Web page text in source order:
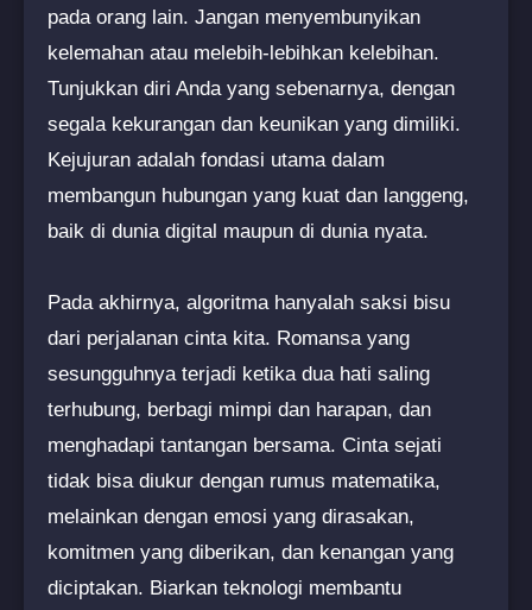
pada orang lain. Jangan menyembunyikan
kelemahan atau melebih-lebihkan kelebihan.
Tunjukkan diri Anda yang sebenarnya, dengan
segala kekurangan dan keunikan yang dimiliki.
Kejujuran adalah fondasi utama dalam
membangun hubungan yang kuat dan langgeng,
baik di dunia digital maupun di dunia nyata.
Pada akhirnya, algoritma hanyalah saksi bisu
dari perjalanan cinta kita. Romansa yang
sesungguhnya terjadi ketika dua hati saling
terhubung, berbagi mimpi dan harapan, dan
menghadapi tantangan bersama. Cinta sejati
tidak bisa diukur dengan rumus matematika,
melainkan dengan emosi yang dirasakan,
komitmen yang diberikan, dan kenangan yang
diciptakan. Biarkan teknologi membantu